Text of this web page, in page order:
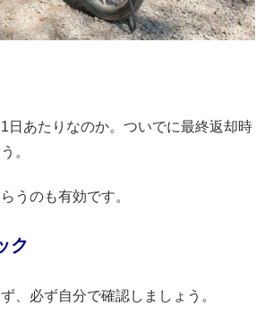
日あたりなのか。ついでに最終返却時
。
うのも有効です。
ク
、必ず自分で確認しましょう。